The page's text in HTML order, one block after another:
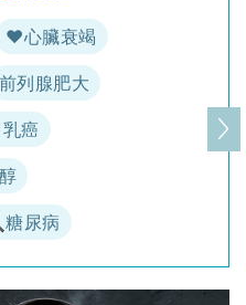
♥️心臟衰竭
前列腺肥大
癌
尿病
下